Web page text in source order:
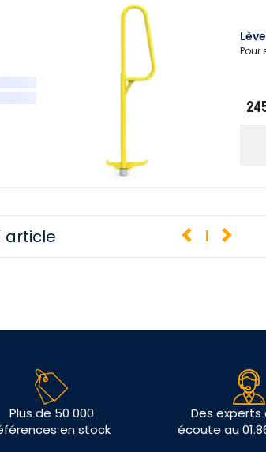
Pour
article 1
Plus de 50 000
en stock
Des experts
écoute au